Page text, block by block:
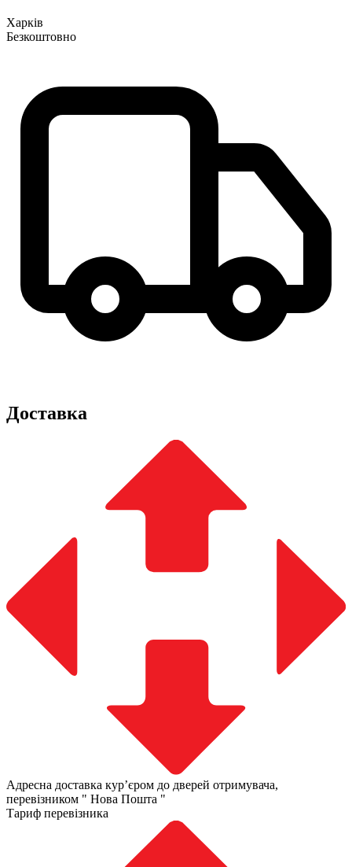
Харків
Безкоштовно
Доставка
Адресна доставка курʼєром до дверей отримувача,
перевізником " Нова Пошта "
Тариф перевізника